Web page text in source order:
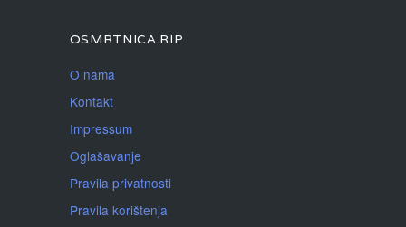
OSMRTNICA.RIP
O nama
Kontakt
Impressum
Oglašavanje
Pravila privatnosti
Pravila korištenja